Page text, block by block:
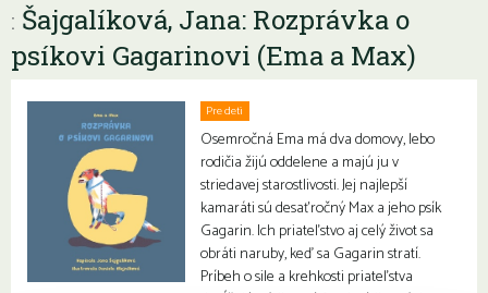
: Šajgalíková, Jana: Rozprávka o
psíkovi Gagarinovi (Ema a Max)
Pre deti
Osemročná Ema má dva domovy, lebo
rodičia žijú oddelene a majú ju v
striedavej starostlivosti. Jej najlepší
kamaráti sú desaťročný Max a jeho psík
Gagarin. Ich priateľstvo aj celý život sa
obráti naruby, keď sa Gagarin stratí.
Príbeh o sile a krehkosti priateľstva